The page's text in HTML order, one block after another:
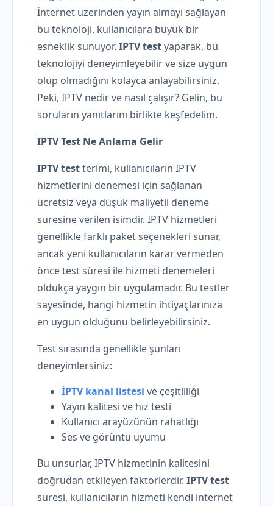
İnternet üzerinden yayın almayı sağlayan
bu teknoloji, kullanıcılara büyük bir
esneklik sunuyor. IPTV testyaparak, bu
teknolojiyi deneyimleyebilir ve size uygun
olup olmadığını kolayca anlayabilirsiniz.
Peki, IPTV nedir ve nasıl çalışır? Gelin, bu
soruların yanıtlarını birlikte keşfedelim.
IPTV Test Ne Anlama Gelir
IPTV testterimi, kullanıcıların IPTV
hizmetlerini denemesi için sağlanan
ücretsiz veya düşük maliyetli deneme
süresine verilen isimdir. IPTV hizmetleri
genellikle farklı paket seçenekleri sunar,
ancak yeni kullanıcıların karar vermeden
önce test süresi ile hizmeti denemeleri
oldukça yaygın bir uygulamadır. Bu testler
sayesinde, hangi hizmetin ihtiyaçlarınıza
en uygun olduğunu belirleyebilirsiniz.
Test sırasında genellikle şunları
deneyimlersiniz:
İPTV kanal listesi ve çeşitliliği
Yayın kalitesi ve hız testi
Kullanıcı arayüzünün rahatlığı
Ses ve görüntü uyumu
Bu unsurlar, IPTV hizmetinin kalitesini
doğrudan etkileyen faktörlerdir. IPTV test
süresi, kullanıcıların hizmeti kendi internet